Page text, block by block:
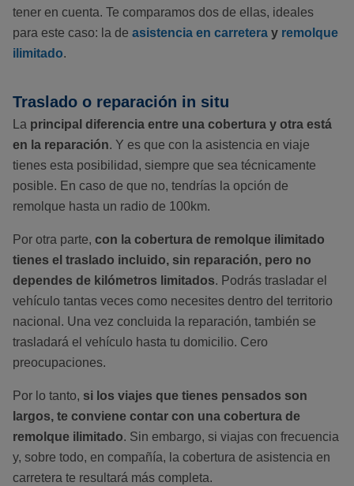
tener en cuenta. Te comparamos dos de ellas, ideales
para este caso: la de asistencia en carretera y remolque
ilimitado.
Traslado o reparación in situ
La principal diferencia entre una cobertura y otra está
en la reparación. Y es que con la asistencia en viaje
tienes esta posibilidad, siempre que sea técnicamente
posible. En caso de que no, tendrías la opción de
remolque hasta un radio de 100km.
Por otra parte, con la cobertura de remolque ilimitado
tienes el traslado incluido, sin reparación, pero no
dependes de kilómetros limitados. Podrás trasladar el
vehículo tantas veces como necesites dentro del territorio
nacional. Una vez concluida la reparación, también se
trasladará el vehículo hasta tu domicilio. Cero
preocupaciones.
Por lo tanto, si los viajes que tienes pensados son
largos, te conviene contar con una cobertura de
remolque ilimitado. Sin embargo, si viajas con frecuencia
y, sobre todo, en compañía, la cobertura de asistencia en
carretera te resultará más completa.